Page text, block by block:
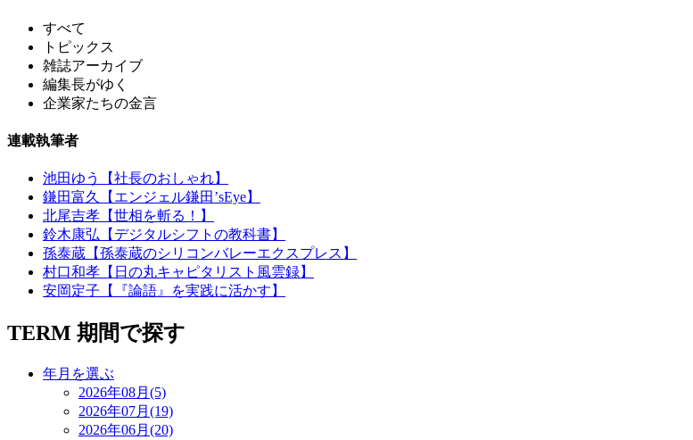
すべて
トピックス
雑誌アーカイブ
編集長がゆく
企業家たちの金言
連載執筆者
池田ゆう【社長のおしゃれ】
鎌田富久【エンジェル鎌田’sEye】
北尾吉孝【世相を斬る！】
鈴木康弘【デジタルシフトの教科書】
孫泰蔵【孫泰蔵のシリコンバレーエクスプレス】
村口和孝【日の丸キャピタリスト風雲録】
安岡定子【『論語』を実践に活かす】
TERM 期間で探す
年月を選ぶ
2026年08月(5)
2026年07月(19)
2026年06月(20)